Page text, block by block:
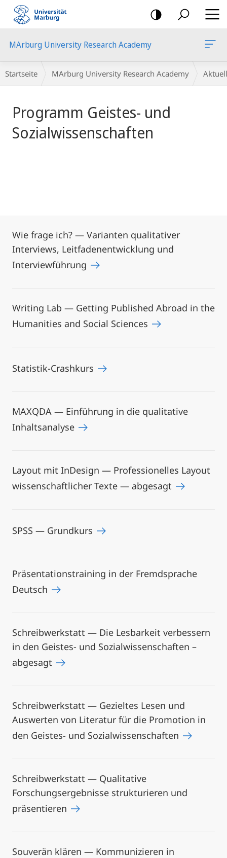
Mobile-
Navigation
MArburg University Research Academy
Hauptinhalt
Breadcrumb-
Navigation
Startseite MArburg University Research Academy
Programm Geistes- und
Sozialwissenschaften
Wie frage ich? — Varianten qualitativer
Interviews, Leitfadenentwicklung und
Interviewführung
Writing Lab — Getting Published Abroad in the
Humanities and Social Sciences
Statistik-Crashkurs
MAXQDA — Einführung in die qualitative
Inhaltsanalyse
Layout mit InDesign — Professionelles Layout
wissenschaftlicher Texte — abgesagt
SPSS — Grundkurs
Präsentationstraining in der Fremdsprache
Deutsch
Schreibwerkstatt — Die Lesbarkeit verbessern
in den Geistes- und Sozialwissenschaften –
abgesagt
Schreibwerkstatt — Gezieltes Lesen und
Auswerten von Literatur für die Promotion in
den Geistes- und Sozialwissenschaften
Schreibwerkstatt — Qualitative
Forschungsergebnisse strukturieren und
präsentieren
Souverän klären — Kommunizieren in